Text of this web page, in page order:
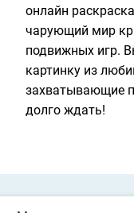
онлайн
чарующий мир
подвижных игр.
картинку из
захватывающие
долго ждать!